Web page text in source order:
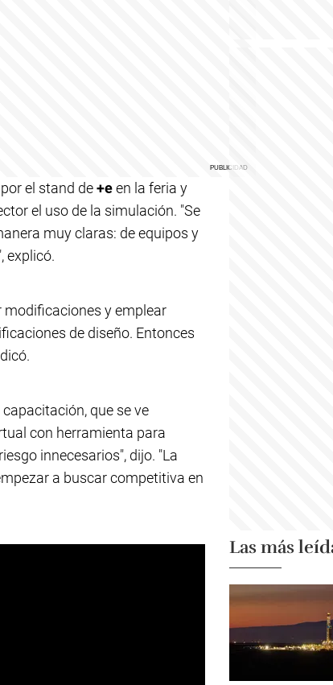
el stand de+een la feria y
el uso de la simulación. "Se
muy claras: de equipos y
explicó.
modificaciones y emplear
de diseño. Entonces
que se ve
con herramienta para
innecesarios", dijo. "La
a buscar competitiva en
Las más